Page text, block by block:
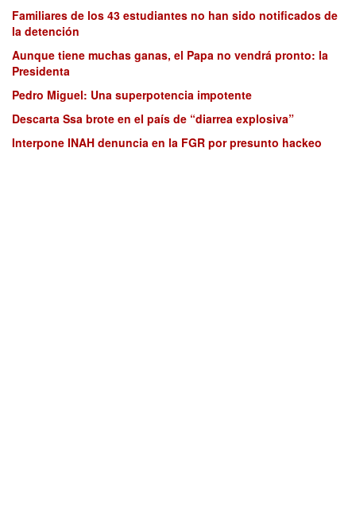
Familiares de los 43 estudiantes no han sido notificados de
la detención
Aunque tiene muchas ganas, el Papa no vendrá pronto: la
Presidenta
Pedro Miguel: Una superpotencia impotente
Descarta Ssa brote en el país de “diarrea explosiva”
Interpone INAH denuncia en la FGR por presunto hackeo